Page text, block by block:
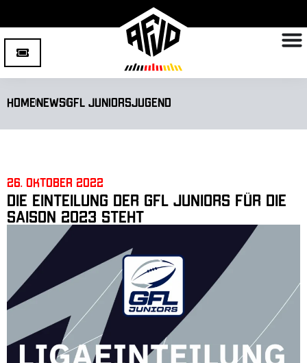
HomeNewsGFL JuniorsJugend
26. Oktober 2022
Die Einteilung der GFL Juniors für die
Saison 2023 steht